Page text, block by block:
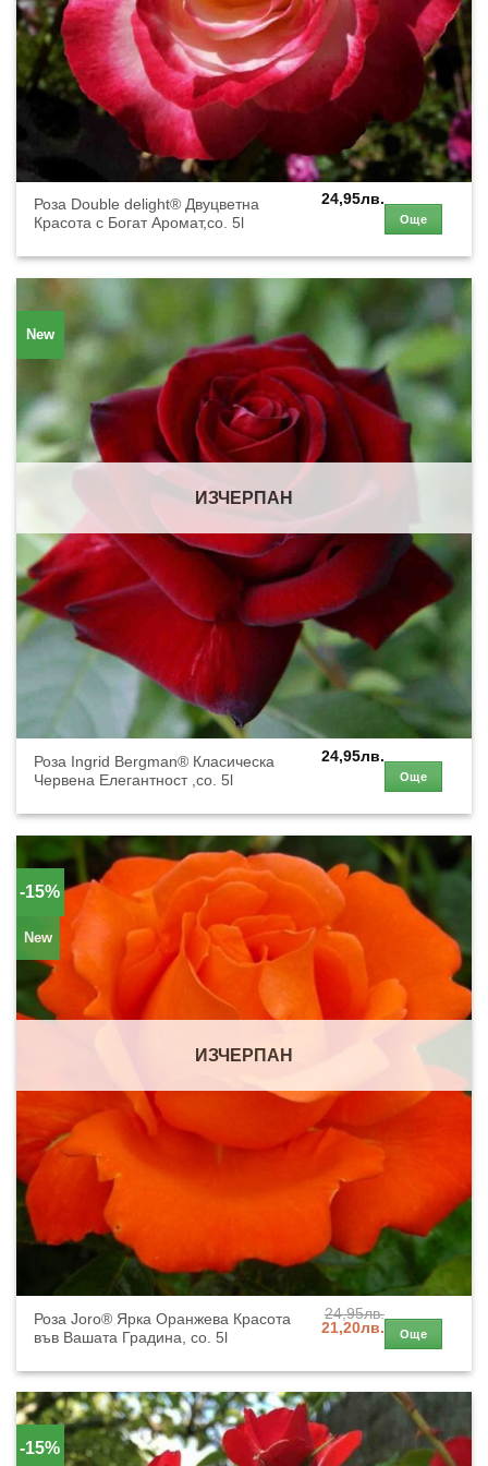
Роза Double delight® Двуцветна
Красота с Богат Аромат,co. 5l
24,95лв.
Още
New
ИЗЧЕРПАН
Роза Ingrid Bergman® Класическа
Червена Елегантност ,co. 5l
24,95лв.
Още
-15%
New
ИЗЧЕРПАН
Роза Joro® Ярка Оранжева Красота
във Вашата Градина, co. 5l
24,95лв.
Original
24,95лв..
21,20лв. Текущата
цена
21,20лв..
Още
-15%